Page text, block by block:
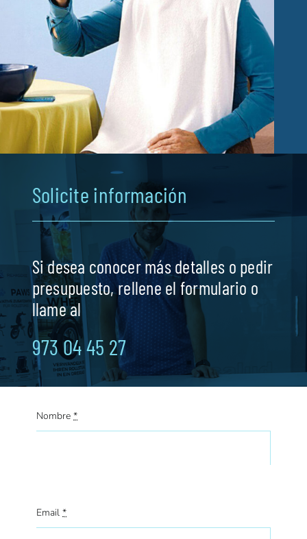
Ortopedia
Solicite información
Si desea conocer más detalles o pedir
presupuesto, rellene el formulario o
llame al
973 04 45 27
Nombre*
Email*